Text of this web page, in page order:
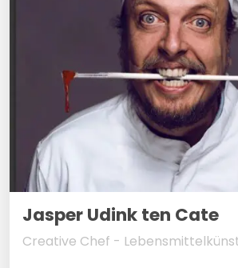
Jasper Udink ten Cate
Creative Chef -